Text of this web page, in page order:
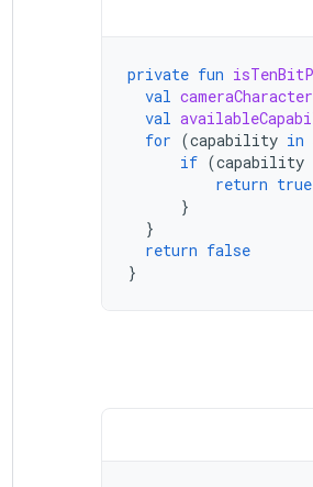
private fun
val
val
for (capability in
if (capability
return true
}
}
return false
}